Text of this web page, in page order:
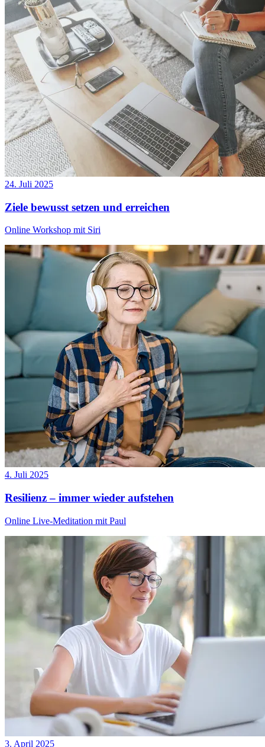
24. Juli 2025
Ziele bewusst setzen und erreichen
Online Workshop mit Siri
4. Juli 2025
Resilienz – immer wieder aufstehen
Online Live-Meditation mit Paul
3. April 2025